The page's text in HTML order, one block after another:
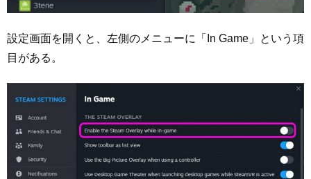
設定画面を開くと、左側のメニューに「In Game」という項
目がある。